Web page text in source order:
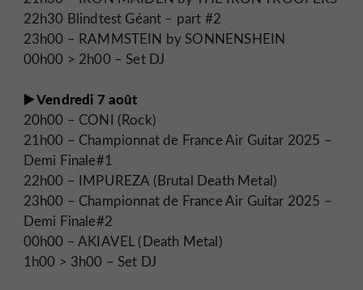
22h30 Blindtest Géant – part #2
23h00 – RAMMSTEIN by SONNENSHEIN
00h00 > 2h00 – Set DJ
▶️ Vendredi 7 août
20h00 – CONI (Rock)
21h00 – Championnat de France Air Guitar 2025 –
Demi Finale#1
22h00 – IMPUREZA (Brutal Death Metal)
23h00 – Championnat de France Air Guitar 2025 –
Demi Finale#2
00h00 – AKIAVEL (Death Metal)
1h00 > 3h00 – Set DJ